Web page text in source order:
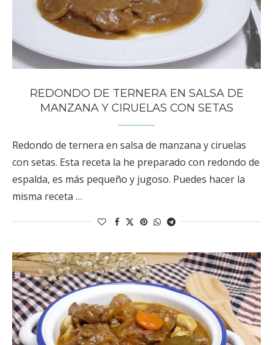
REDONDO DE TERNERA EN SALSA DE
MANZANA Y CIRUELAS CON SETAS
Redondo de ternera en salsa de manzana y ciruelas
con setas. Esta receta la he preparado con redondo de
espalda, es más pequeño y jugoso. Puedes hacer la
misma receta …